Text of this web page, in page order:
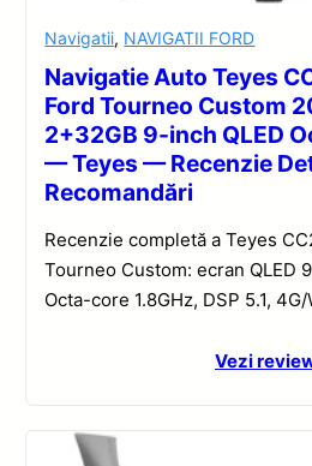
Navigatii, NAVIGATII FORD
Navigatie Auto Teyes
Ford Tourneo Custom
2+32GB 9-inch QLED
— Teyes — Recenzie
Recomandări
Recenzie completă a Teyes
Tourneo Custom: ecran QLED
Octa-core 1.8GHz, DSP 5.1,
Vezi